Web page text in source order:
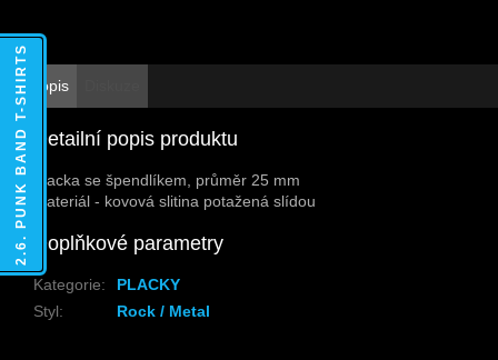
Popis
Detailní popis produktu
Placka se špendlíkem, průměr 25 mm
Materiál - kovová slitina potažená slídou
Doplňkové parametry
Kategorie:
PLACKY
Styl: Rock / Metal
2.6. PUNK BAND T-SHIRTS